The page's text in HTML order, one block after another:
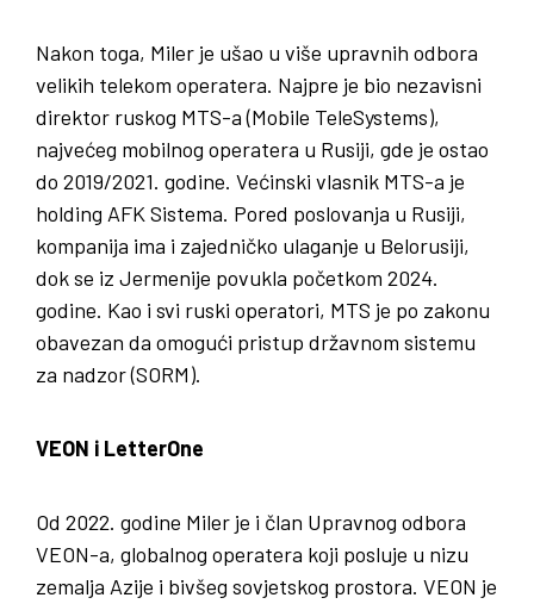
Nakon toga, Miler je ušao u više upravnih odbora
velikih telekom operatera. Najpre je bio nezavisni
direktor ruskog MTS-a (Mobile TeleSystems),
najvećeg mobilnog operatera u Rusiji, gde je ostao
do 2019/2021. godine. Većinski vlasnik MTS-a je
holding AFK Sistema. Pored poslovanja u Rusiji,
kompanija ima i zajedničko ulaganje u Belorusiji,
dok se iz Jermenije povukla početkom 2024.
godine. Kao i svi ruski operatori, MTS je po zakonu
obavezan da omogući pristup državnom sistemu
za nadzor (SORM).
VEON i LetterOne
Od 2022. godine Miler je i član Upravnog odbora
VEON-a, globalnog operatera koji posluje u nizu
zemalja Azije i bivšeg sovjetskog prostora. VEON je